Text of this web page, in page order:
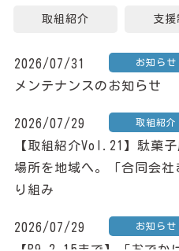
取組紹介 支援
2026/07/31 お知らせ
メンテナンスのお知らせ
2026/07/29 取組紹介
【取組紹介Vol.21】駄菓
場所を地域へ。「合同会
り組み
2026/07/29 お知らせ